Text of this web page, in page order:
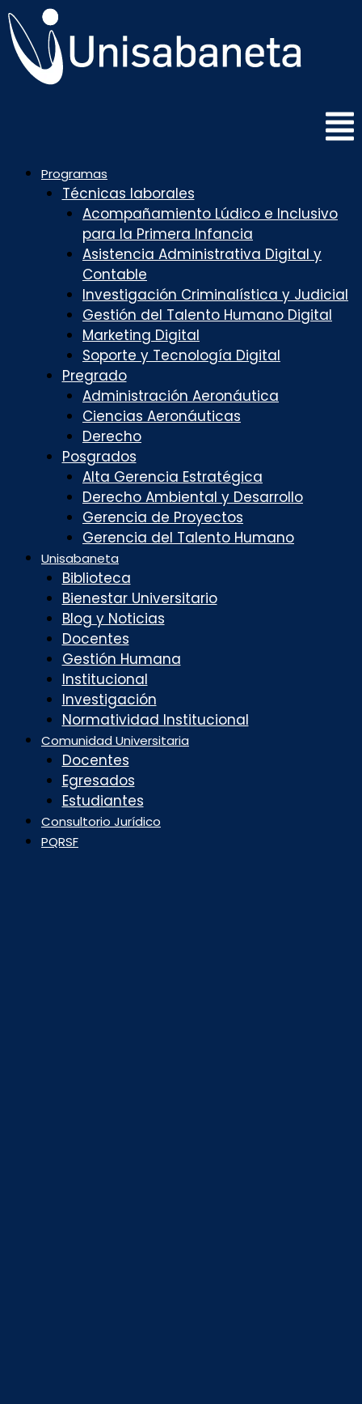
Saltar
al
contenido
Programas
Técnicas laborales
Acompañamiento Lúdico e Inclusivo
para la Primera Infancia
Asistencia Administrativa Digital y
Contable
Investigación Criminalística y Judicial
Gestión del Talento Humano Digital
Marketing Digital
Soporte y Tecnología Digital
Pregrado
Administración Aeronáutica
Ciencias Aeronáuticas
Derecho
Posgrados
Alta Gerencia Estratégica
Derecho Ambiental y Desarrollo
Gerencia de Proyectos
Gerencia del Talento Humano
Unisabaneta
Biblioteca
Bienestar Universitario
Blog y Noticias
Docentes
Gestión Humana
Institucional
Investigación
Normatividad Institucional
Comunidad Universitaria
Docentes
Egresados
Estudiantes
Consultorio Jurídico
PQRSF